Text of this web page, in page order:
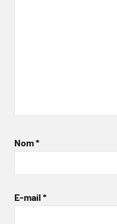
Nom*
E-mail *